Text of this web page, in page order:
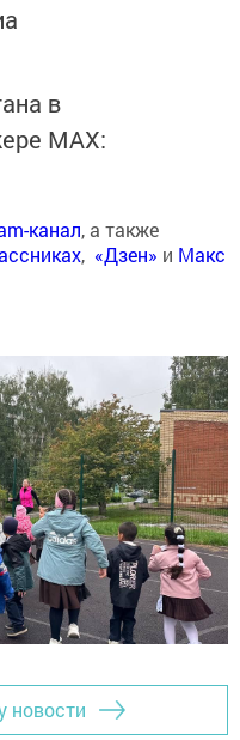
в
MАХ:
канал, а также
, «Дзен» и Макс
новости